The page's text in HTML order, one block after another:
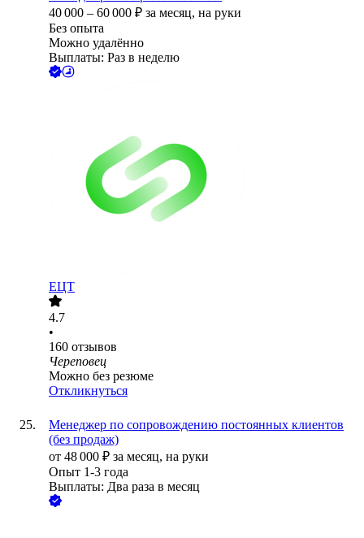
40 000 – 60 000 ₽ за месяц, на руки
Без опыта
Можно удалённо
Выплаты: Раз в неделю
ЕЦТ
4.7
•
160 отзывов
Череповец
Можно без резюме
Откликнуться
Менеджер по сопровождению постоянных клиентов
(без продаж)
от 48 000 ₽ за месяц, на руки
Опыт 1-3 года
Выплаты: Два раза в месяц